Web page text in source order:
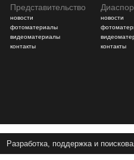
Представительство
новости
фотоматериалы
видеоматериалы
контакты
новости
контакты
Разработка, поддержка и